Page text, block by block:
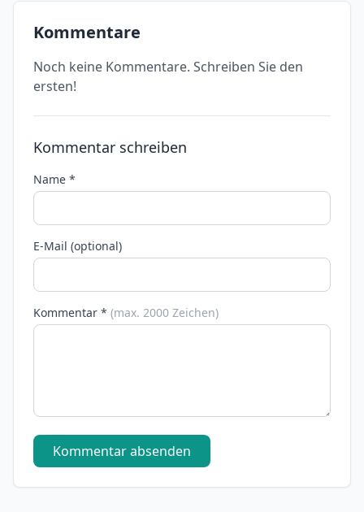
Kommentare
Noch keine Kommentare. Schreiben Sie den
ersten!
Kommentar schreiben
Name *
E-Mail (optional)
Kommentar * (max. 2000 Zeichen)
Kommentar absenden